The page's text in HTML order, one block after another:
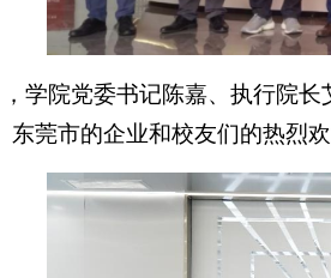
学院党委书记陈嘉、执行院
莞市的企业和校友们的热烈欢